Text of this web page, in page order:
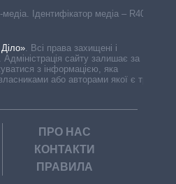
Ідентифікатор медіа – R40-
. Всі права захищені і
сайту залишає за
з інформацією, яка
або авторами якої є треті
ПРО НАС
КОНТАКТИ
ПРАВИЛА